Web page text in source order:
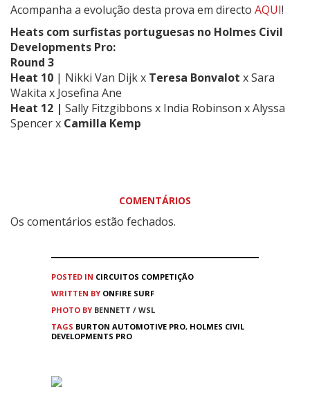
Acompanha a evolução desta prova em directo AQUI!
Heats com surfistas portuguesas no Holmes Civil
Developments Pro:
Round 3
Heat 10 | Nikki Van Dijkx Teresa Bonvalot xSara
Wakita x Josefina Ane
Heat 12 | Sally Fitzgibbons x India Robinson x Alyssa
Spencer x Camilla Kemp
COMENTÁRIOS
Os comentários estão fechados.
POSTED IN CIRCUITOS COMPETIÇÃO
WRITTEN BY ONFIRE SURF
PHOTO BY BENNETT / WSL
TAGS BURTON AUTOMOTIVE PRO, HOLMES CIVIL
DEVELOPMENTS PRO